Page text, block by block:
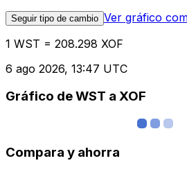
Seguir tipo de cambio Ver gráfico
1 WST = 208.298 XOF
6 ago 2026, 13:47 UTC
Gráfico de WST a XOF
Compara y ahorra